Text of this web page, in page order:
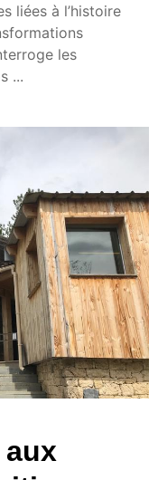
liées à l’histoire
les
...